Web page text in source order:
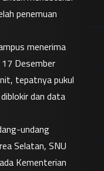
penemuan
menerima
Desember
tepatnya pukul
dan data
undang
Selatan, SNU
Kementerian